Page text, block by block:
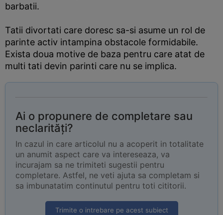
barbatii.
Tatii divortati care doresc sa-si asume un rol de
parinte activ intampina obstacole formidabile.
Exista doua motive de baza pentru care atat de
multi tati devin parinti care nu se implica.
Ai o propunere de completare sau
neclarități?
In cazul in care articolul nu a acoperit in totalitate
un anumit aspect care va intereseaza, va
incurajam sa ne trimiteti sugestii pentru
completare. Astfel, ne veti ajuta sa completam si
sa imbunatatim continutul pentru toti cititorii.
Trimite o intrebare pe acest subiect